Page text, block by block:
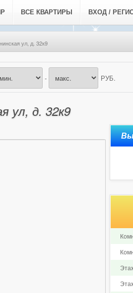
ВСЕ КВАРТИРЫ ВХОД /
ул, д. 32к9
- РУБ.
ул, д. 32к9